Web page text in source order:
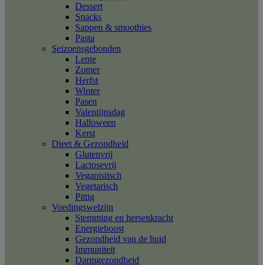
Dessert
Snacks
Sappen & smoothies
Pasta
Seizoensgebonden
Lente
Zomer
Herfst
Winter
Pasen
Valentijnsdag
Halloween
Kerst
Dieet & Gezondheid
Glutenvrij
Lactosevrij
Veganistisch
Vegetarisch
Pittig
Voedingswelzijn
Stemming en hersenkracht
Energieboost
Gezondheid van de huid
Immuniteit
Darmgezondheid